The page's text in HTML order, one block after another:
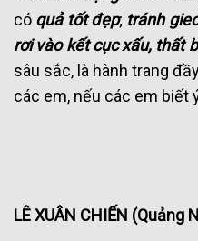
có quả tốt đẹp; tránh
rơi vào kết cục xấu, thất
sâu sắc, là hành trang
các em, nếu các em biết
LÊ XUÂN CHIẾN (Quảng